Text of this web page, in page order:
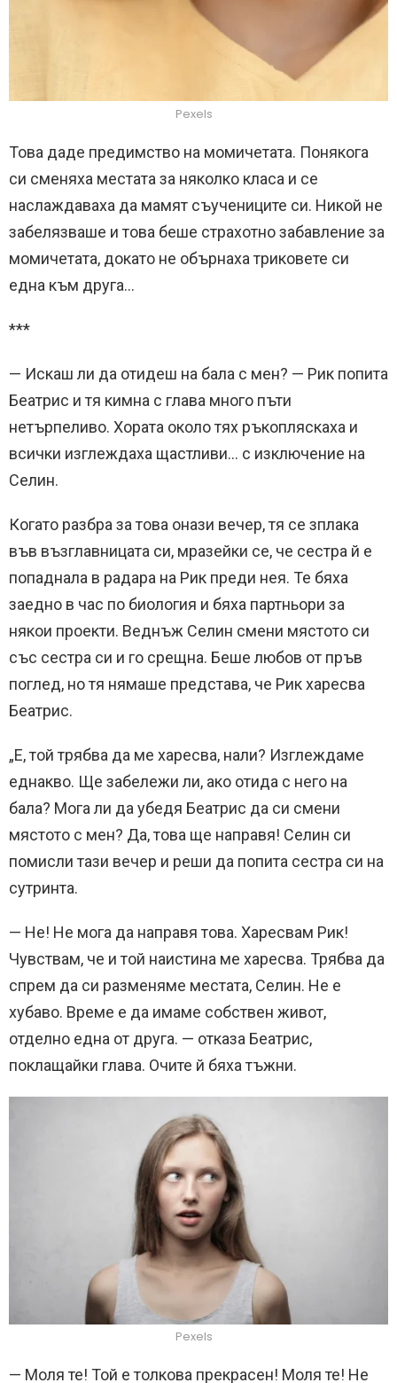
Pexels
Това даде предимство на момичетата. Понякога
си сменяха местата за няколко класа и се
наслаждаваха да мамят съучениците си. Никой не
забелязваше и това беше страхотно забавление за
момичетата, докато не обърнаха триковете си
една към друга…
***
— Искаш ли да отидеш на бала с мен? — Рик попита
Беатрис и тя кимна с глава много пъти
нетърпеливо. Хората около тях ръкопляскаха и
всички изглеждаха щастливи… с изключение на
Селин.
Когато разбра за това онази вечер, тя се зплака
във възглавницата си, мразейки се, че сестра й е
попаднала в радара на Рик преди нея. Те бяха
заедно в час по биология и бяха партньори за
някои проекти. Веднъж Селин смени мястото си
със сестра си и го срещна. Беше любов от пръв
поглед, но тя нямаше представа, че Рик харесва
Беатрис.
„Е, той трябва да ме харесва, нали? Изглеждаме
еднакво. Ще забележи ли, ако отида с него на
бала? Мога ли да убедя Беатрис да си смени
мястото с мен? Да, това ще направя! Селин си
помисли тази вечер и реши да попита сестра си на
сутринта.
— Не! Не мога да направя това. Харесвам Рик!
Чувствам, че и той наистина ме харесва. Трябва да
спрем да си разменяме местата, Селин. Не е
хубаво. Време е да имаме собствен живот,
отделно една от друга. — отказа Беатрис,
поклащайки глава. Очите й бяха тъжни.
Pexels
— Моля те! Той е толкова прекрасен! Моля те! Не